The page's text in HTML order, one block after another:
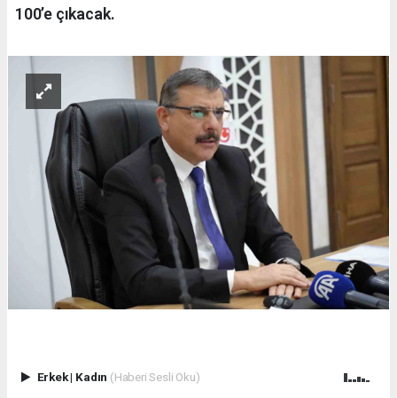
100’e çıkacak.
Erkek| Kadın (Haberi Sesli Oku)